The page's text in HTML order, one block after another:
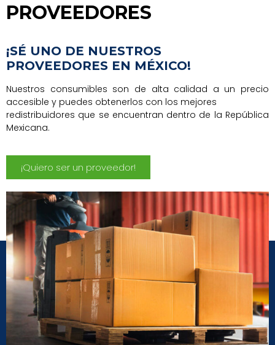
PROVEEDORES
¡SÉ UNO DE NUESTROS
PROVEEDORES EN MÉXICO!
Nuestros consumibles son de alta calidad a un precio
accesible y puedes obtenerlos con los mejores
redistribuidores que se encuentran dentro de la República
Mexicana.
¡Quiero ser un proveedor!